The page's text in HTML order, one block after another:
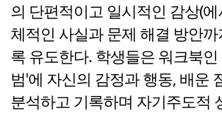
의 단편적이고 일시적인 감상(
체적인 사실과 문제 해결 방안
록 유도한다. 학생들은 워크북인
범'에 자신의 감정과 행동, 배운
분석하고 기록하며 자기주도적